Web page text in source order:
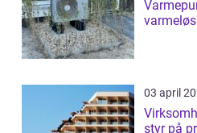
03 april
styr på